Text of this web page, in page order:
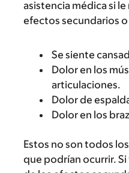
asistencia médica si
efectos secundarios
Se siente
Dolor en los
articulaciones.
Dolor de
Dolor en los
Estos no son todos
que podrían ocurrir.